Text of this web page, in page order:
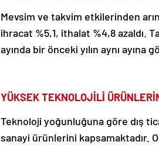
Mevsim ve takvim etkilerinden
ihracat %5,1, ithalat %4,8 azaldı.
ayında bir önceki yılın aynı
YÜKSEK TEKNOLOJİLİ
Teknoloji yoğunluğuna göre dış
sanayi ürünlerini kapsamaktadır.